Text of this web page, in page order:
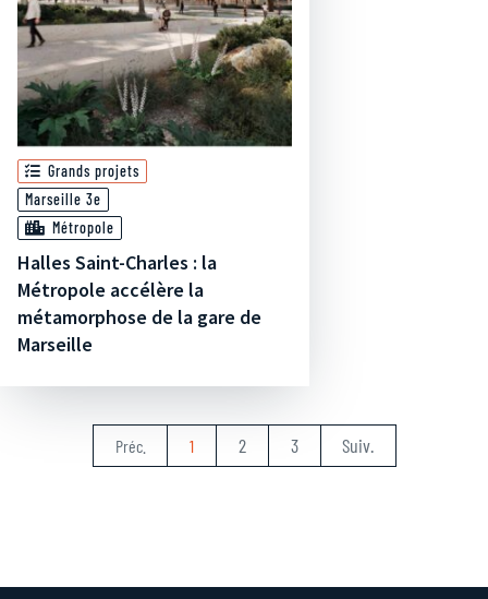
Grands projets
Marseille 3e
Métropole
Halles Saint-Charles : la
Métropole accélère la
métamorphose de la gare de
Marseille
Préc. 1 2 3 Suiv.